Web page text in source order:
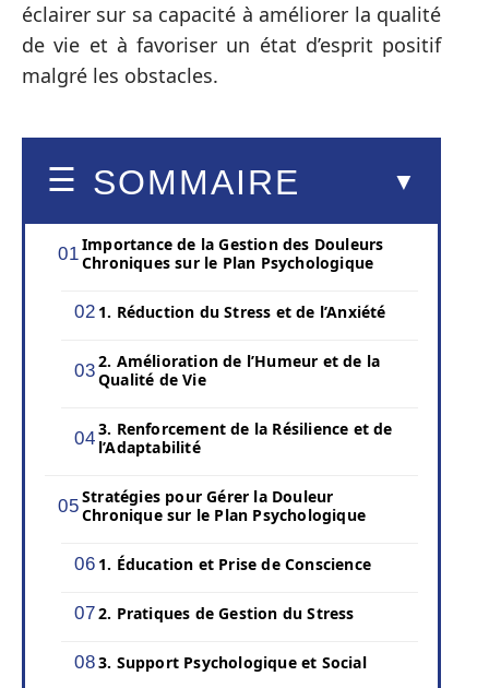
éclairer sur sa capacité à améliorer la qualité
de vie et à favoriser un état d’esprit positif
malgré les obstacles.
SOMMAIRE
Importance de la Gestion des Douleurs
Chroniques sur le Plan Psychologique
1. Réduction du Stress et de l’Anxiété
2. Amélioration de l’Humeur et de la
Qualité de Vie
3. Renforcement de la Résilience et de
l’Adaptabilité
Stratégies pour Gérer la Douleur
Chronique sur le Plan Psychologique
1. Éducation et Prise de Conscience
2. Pratiques de Gestion du Stress
3. Support Psychologique et Social